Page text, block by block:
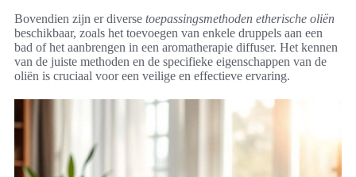
Bovendien zijn er diverse toepassingsmethoden etherische oliën
beschikbaar, zoals het toevoegen van enkele druppels aan een
bad of het aanbrengen in een aromatherapie diffuser. Het kennen
van de juiste methoden en de specifieke eigenschappen van de
oliën is cruciaal voor een veilige en effectieve ervaring.